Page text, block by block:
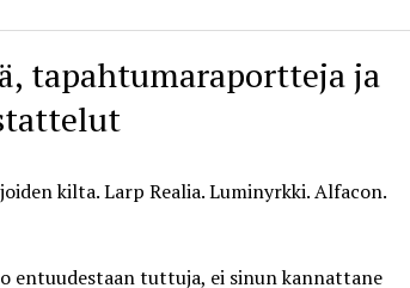
tapahtumaraportteja ja
kilta. Larp Realia. Luminyrkki. Alfacon.
entuudestaan tuttuja, ei sinun kannattane